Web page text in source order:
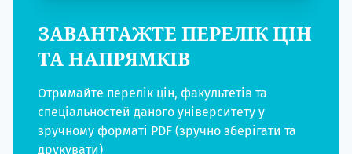
ЗАВАНТАЖТЕ ПЕРЕЛІК ЦІН
ТА НАПРЯМКІВ
Отримайте перелік цін, факультетів та
спеціальностей даного університету у
зручному форматі PDF (зручно зберігати та
друкувати)